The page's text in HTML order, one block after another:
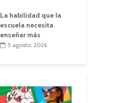
La habilidad que la
escuela necesita
enseñar más
5 agosto, 2026